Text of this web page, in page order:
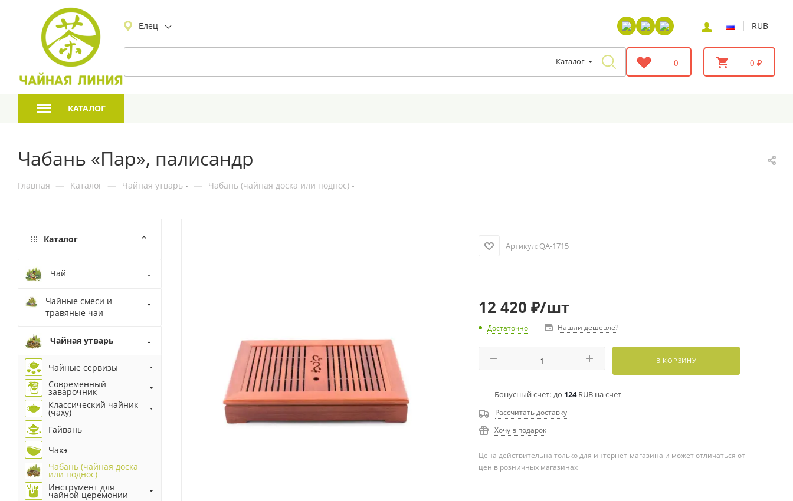
Елец | RUB
Каталог 0 0 ₽
КАТАЛОГ
Чабань «Пар», палисандр
Главная — Каталог — Чайная утварь — Чабань (чайная доска или поднос)
Артикул: QA-1715
12 420 ₽/шт
Достаточно Нашли дешевле?
В КОРЗИНУ
Бонусный счет: до 124RUB на счет
Рассчитать доставку
Хочу в подарок
Цена действительна только для интернет-магазина и может отличаться от
цен в розничных магазинах
Каталог
Чай
Чайные смеси и
травяные чаи
Чайная утварь
Чайные сервизы
Современный
заварочник
Классический чайник
(чаху)
Гайвань
Чахэ
Чабань (чайная доска
или поднос)
Инструмент для
чайной церемонии